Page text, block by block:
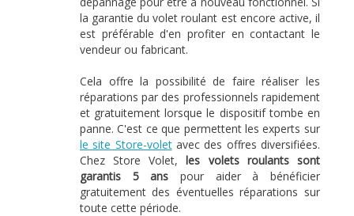
la garantie du volet roulant est encore active, il
est préférable d'en profiter en contactant le
vendeur ou fabricant.
Cela offre la possibilité de faire réaliser les
réparations par des professionnels rapidement
et gratuitement lorsque le dispositif tombe en
panne. C'est ce que permettent les experts sur
le site Store-voletavec des offres diversifiées.
Chez Store Volet,les volets roulants sont
garantis 5 ans pour aider à bénéficier
gratuitement des éventuelles réparations sur
toute cette période.